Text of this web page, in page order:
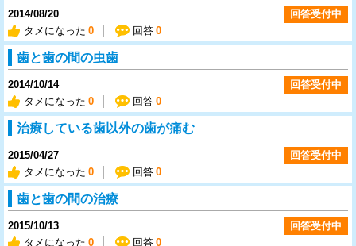
2014/08/20
タメになった 0 回答 0
回答受付中
歯と歯の間の虫歯
2014/10/14
タメになった 0 回答 0
回答受付中
治療している歯以外の歯が痛む
2015/04/27
タメになった 0 回答 0
回答受付中
歯と歯の間の治療
2015/10/13
タメになった 0 回答 0
回答受付中